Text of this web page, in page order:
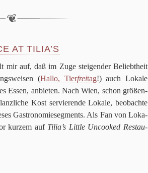
AT TILIA’S
mir auf, daß im Zuge stei­gen­der Beliebt­heit
(Hallo, Tierfreitag!) auch Lokale
Essen, anbie­ten. Nach Wien, schon grö­ßen­
Kost ser­vie­rende Lokale, beob­achte
Gastro­no­mie­seg­ments. Als Fan von Loka­
kur­zem auf Tilia’s Little Uncoo­ked Restau­